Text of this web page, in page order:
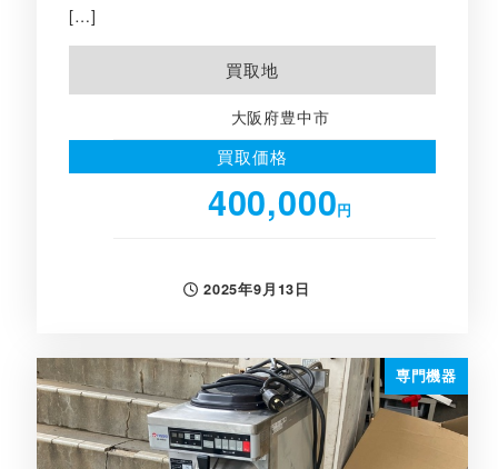
[…]
買取地
大阪府豊中市
買取価格
400,000円
投稿日
2025年9月13日
専門機器